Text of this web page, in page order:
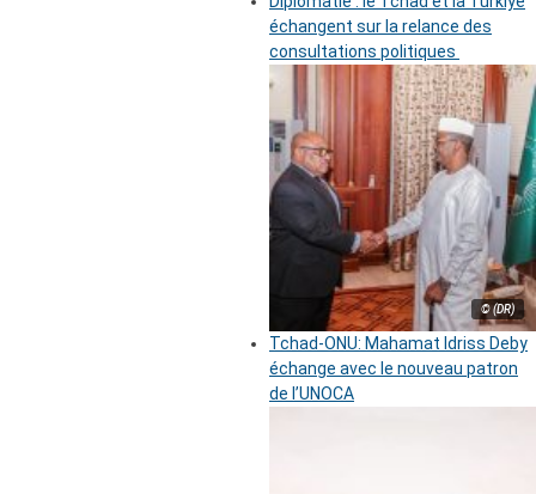
échangent sur la relance des
consultations politiques
© (DR)
Tchad-ONU: Mahamat Idriss Deby
échange avec le nouveau patron
de l’UNOCA